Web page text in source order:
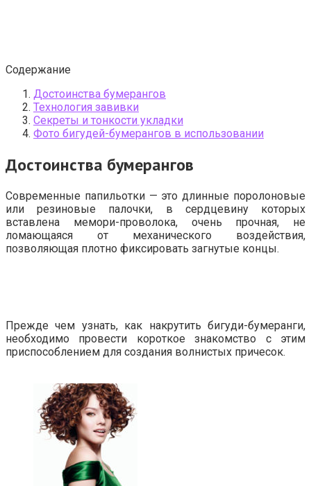
Содержание
Достоинства бумерангов
Технология завивки
Секреты и тонкости укладки
Фото бигудей-бумерангов в использовании
Достоинства бумерангов
Современные папильотки — это длинные поролоновые
или резиновые палочки, в сердцевину которых
вставлена мемори-проволока, очень прочная, не
ломающаяся от механического воздействия,
позволяющая плотно фиксировать загнутые концы.
Прежде чем узнать, как накрутить бигуди-бумеранги,
необходимо провести короткое знакомство с этим
приспособлением для создания волнистых причесок.